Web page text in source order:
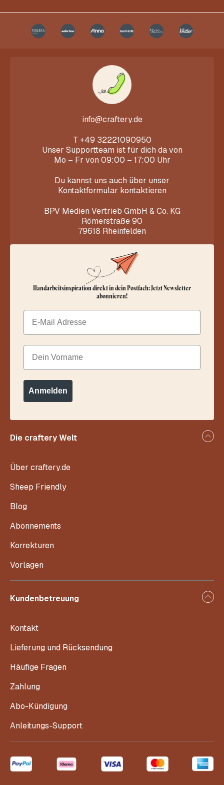
info@craftery.de
T +49 32221090950
Unser Supportteam ist für dich da von
Mo – Fr von 09:00 – 17:00 Uhr
Du kannst uns auch über unser
Kontaktformular kontaktieren
BPV Medien Vertrieb GmbH & Co. KG
Römerstraße 90
79618 Rheinfelden
Die craftery Welt
Über craftery.de
Sheep Friendly
Blog
Abonnements
Korrekturen
Vorlagen
Kundenbetreuung
Kontakt
Lieferung und Rücksendung
Häufige Fragen
Zahlung
Abo-Kündigung
Anleitungs-Support
Handarbeitsinspiration direkt in dein Postfach: Jetzt Newsletter
abonnieren!
Email
Dein Vorname
Anmelden